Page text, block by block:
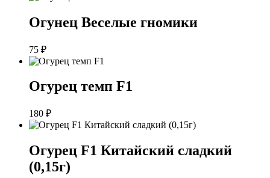
Огунец Веселые гномики
75 ₽
Огурец темп F1
180 ₽
Огурец F1 Китайский сладкий
(0,15г)